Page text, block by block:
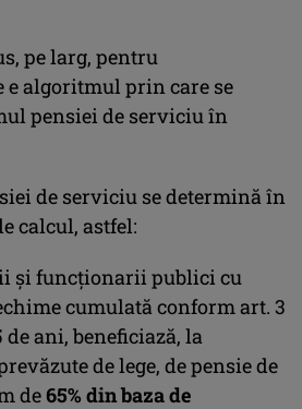
pe larg, pentru
e algoritmul prin care se
pensiei de serviciu în
de serviciu se determină în
calcul, astfel:
şi funcţionarii publici cu
cumulată conform art. 3
ani, beneficiază, la
de lege, de pensie de
de65% din baza de